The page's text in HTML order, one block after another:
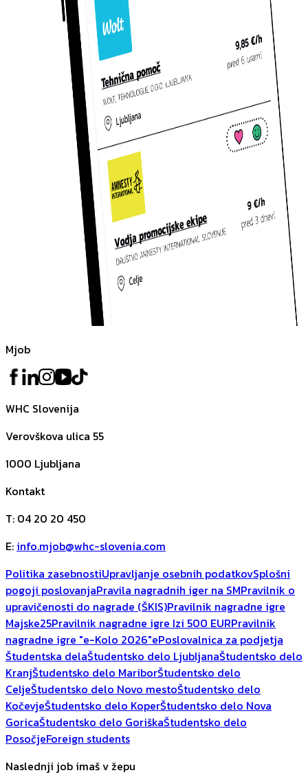
Mjob
WHC Slovenija
Verovškova ulica 55
1000 Ljubljana
Kontakt
T: 04 20 20 450
E: info.mjob@whc-slovenia.com
Politika zasebnostiUpravljanje osebnih podatkovSplošni
pogoji poslovanjaPravila nagradnih iger na SMPravilnik o
upravičenosti do nagrade (ŠKIS)Pravilnik nagradne igre
Majske25Pravilnik nagradne igre Izi 500 EURPravilnik
nagradne igre "e-Kolo 2026"ePoslovalnica za podjetja
Študentska delaŠtudentsko delo LjubljanaŠtudentsko delo
KranjŠtudentsko delo MariborŠtudentsko delo
CeljeŠtudentsko delo Novo mestoŠtudentsko delo
KočevjeŠtudentsko delo KoperŠtudentsko delo Nova
GoricaŠtudentsko delo GoriškaŠtudentsko delo
PosočjeForeign students
Naslednji job imaš v žepu